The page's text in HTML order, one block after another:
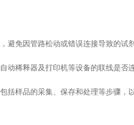
免因管路松动或错误连接导致的试剂
稀释器及打印机等设备的联线是否
样品的采集、保存和处理等步骤，